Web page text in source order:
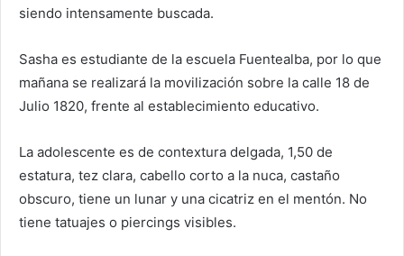
siendo intensamente buscada.
Sasha es estudiante de la escuela Fuentealba, por lo que
mañana se realizará la movilización sobre la calle 18 de
Julio 1820, frente al establecimiento educativo.
La adolescente es de contextura delgada, 1,50 de
estatura, tez clara, cabello corto a la nuca, castaño
obscuro, tiene un lunar y una cicatriz en el mentón. No
tiene tatuajes o piercings visibles.